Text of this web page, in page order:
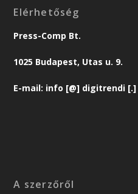
Elérhetőség
Press-Comp Bt.
1025 Budapest, Utas u. 9.
E-mail: info [@] digitrendi [.]
A szerzőről